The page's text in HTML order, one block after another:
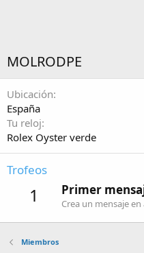
MOLRODPE
Ubicación
España
Tu reloj
Rolex Oyster verde
Trofeos
1 Primer
Crea un mensaje
Miembros